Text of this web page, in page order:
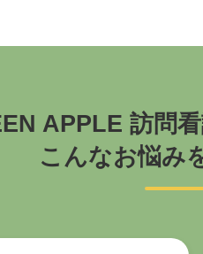
APPLE 訪問
こんなお悩み